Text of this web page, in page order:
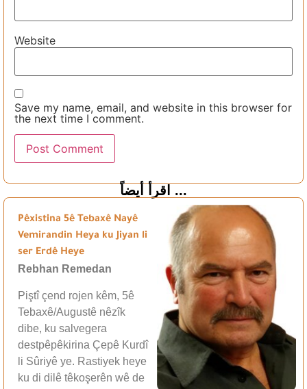
Website
Save my name, email, and website in this browser for
the next time I comment.
اقرأ أيضاً ...
Pêxistina 5ê Tebaxê Nayê
Vemirandin Heya ku Jiyan li
ser Erdê Heye
Rebhan Remedan
Piştî çend rojen kêm, 5ê
Tebaxê/Augustê nêzîk
dibe, ku salvegera
destpêpêkirina Çepê Kurdî
li Sûriyê ye. Rastiyek heye
ku di dilê têkoşerên wê de